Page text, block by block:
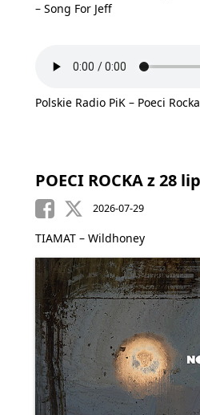
– Song For Jeff
Polskie Radio PiK – Poeci
POECI ROCKA z 28
2026-07-29
TIAMAT – Wildhoney